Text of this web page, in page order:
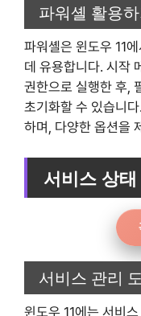
파워셸 활용
파워셸은 윈도우 11
데 유용합니다. 시작
권한으로 실행한 후,
초기화할 수 있습니
하며, 다양한 옵션을
서비스 상
서비스 관리
윈도우 11에는 서비